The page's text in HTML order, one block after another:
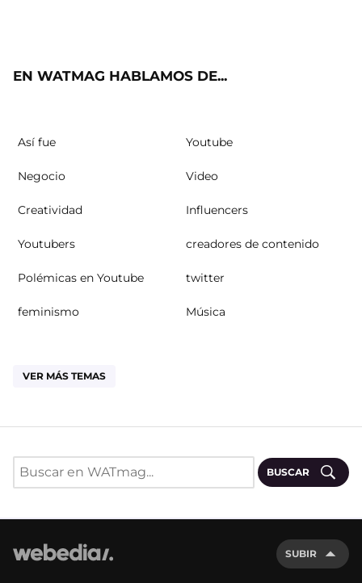
EN WATMAG HABLAMOS DE...
Así fue Youtube
Negocio Video
Creatividad Influencers
Youtubers creadores de contenido
Polémicas en Youtube twitter
feminismo Música
VER MÁS TEMAS
BUSCAR
SUBIR